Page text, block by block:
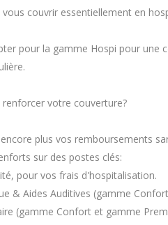
couvrir essentiellement en
pour la gamme Hospi pour une
votre couverture?
plus vos remboursements
sur des postes clés:
pour vos frais d'hospitalisation.
& Aides Auditives (gamme
(gamme Confort et gamme